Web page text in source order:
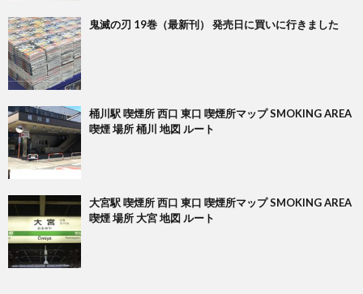
鬼滅の刃 19巻（最新刊） 発売日に買いに行きました
桶川駅 喫煙所 西口 東口 喫煙所マップ SMOKING AREA
喫煙 場所 桶川 地図 ルート
大宮駅 喫煙所 西口 東口 喫煙所マップ SMOKING AREA
喫煙 場所 大宮 地図 ルート